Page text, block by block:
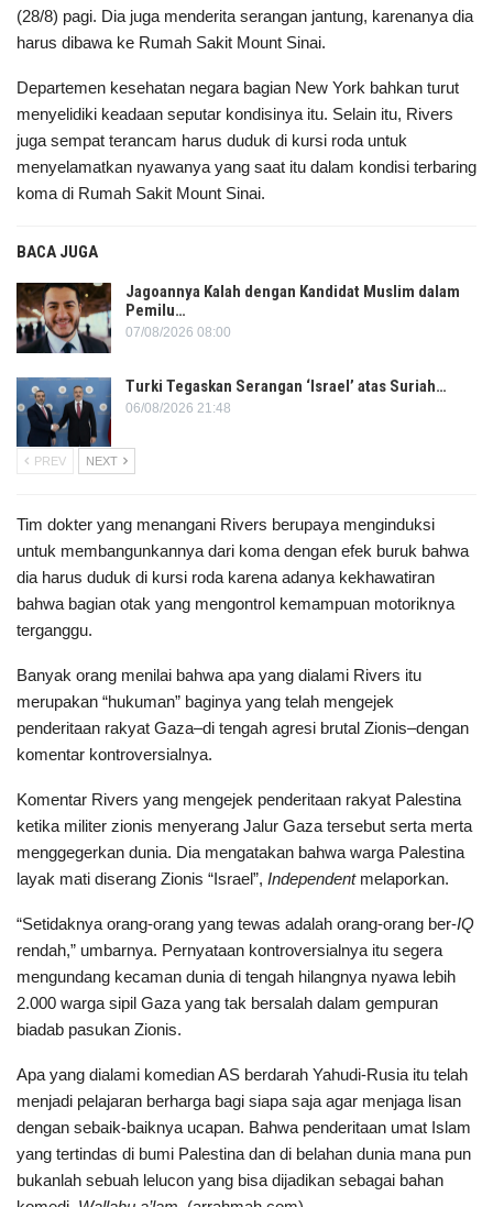
(28/8) pagi. Dia juga menderita serangan jantung, karenanya dia
harus dibawa ke Rumah Sakit Mount Sinai.
Departemen kesehatan negara bagian New York bahkan turut
menyelidiki keadaan seputar kondisinya itu. Selain itu, Rivers
juga sempat terancam harus duduk di kursi roda untuk
menyelamatkan nyawanya yang saat itu dalam kondisi terbaring
koma di Rumah Sakit Mount Sinai.
BACA JUGA
Jagoannya Kalah dengan Kandidat Muslim dalam
Pemilu…
07/08/2026 08:00
Turki Tegaskan Serangan ‘Israel’ atas Suriah…
06/08/2026 21:48
PREV NEXT
Tim dokter yang menangani Rivers berupaya menginduksi
untuk membangunkannya dari koma dengan efek buruk bahwa
dia harus duduk di kursi roda karena adanya kekhawatiran
bahwa bagian otak yang mengontrol kemampuan motoriknya
terganggu.
Banyak orang menilai bahwa apa yang dialami Rivers itu
merupakan “hukuman” baginya yang telah mengejek
penderitaan rakyat Gaza–di tengah agresi brutal Zionis–dengan
komentar kontroversialnya.
Komentar Rivers yang mengejek penderitaan rakyat Palestina
ketika militer zionis menyerang Jalur Gaza tersebut serta merta
menggegerkan dunia. Dia mengatakan bahwa warga Palestina
layak mati diserang Zionis “Israel”, Independent melaporkan.
“Setidaknya orang-orang yang tewas adalah orang-orang ber-IQ
rendah,” umbarnya. Pernyataan kontroversialnya itu segera
mengundang kecaman dunia di tengah hilangnya nyawa lebih
2.000 warga sipil Gaza yang tak bersalah dalam gempuran
biadab pasukan Zionis.
Apa yang dialami komedian AS berdarah Yahudi-Rusia itu telah
menjadi pelajaran berharga bagi siapa saja agar menjaga lisan
dengan sebaik-baiknya ucapan. Bahwa penderitaan umat Islam
yang tertindas di bumi Palestina dan di belahan dunia mana pun
bukanlah sebuah lelucon yang bisa dijadikan sebagai bahan